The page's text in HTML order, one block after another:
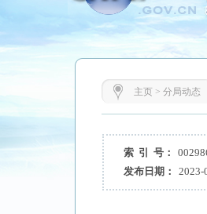
主页> 分局动态
索 引 号：
发布日期：
2023-